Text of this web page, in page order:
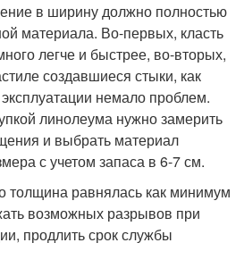
в ширину должно полностью
материала. Во-первых, класть
легче и быстрее, во-вторых,
создавшиеся стыки, как
немало проблем.
линолеума нужно замерить
и выбрать материал
с учетом запаса в 6-7 см.
толщина равнялась как минимум
возможных разрывов при
продлить срок службы